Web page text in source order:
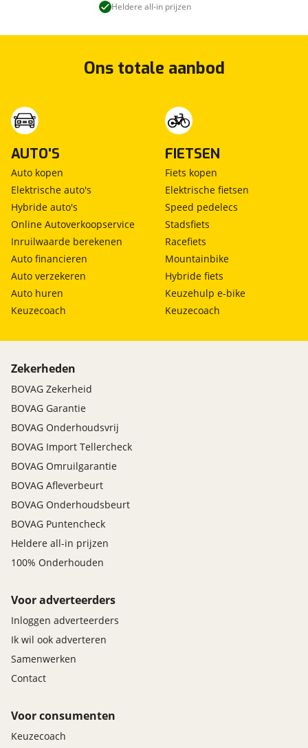
Heldere all-in prijzen
Ons totale aanbod
AUTO'S
Auto kopen
Elektrische auto's
Hybride auto's
Online Autoverkoopservice
Inruilwaarde berekenen
Auto financieren
Auto verzekeren
Auto huren
Keuzecoach
FIETSEN
Fiets kopen
Elektrische fietsen
Speed pedelecs
Stadsfiets
Racefiets
Mountainbike
Hybride fiets
Keuzehulp e-bike
Keuzecoach
Zekerheden
BOVAG Zekerheid
BOVAG Garantie
BOVAG Onderhoudsvrij
BOVAG Import Tellercheck
BOVAG Omruilgarantie
BOVAG Afleverbeurt
BOVAG Onderhoudsbeurt
BOVAG Puntencheck
Heldere all-in prijzen
100% Onderhouden
Voor adverteerders
Inloggen adverteerders
Ik wil ook adverteren
Samenwerken
Contact
Voor consumenten
Keuzecoach